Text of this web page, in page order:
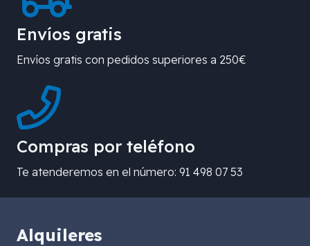
Envíos gratis
Envíos gratis con pedidos superiores a 250€
Compras por teléfono
Te atenderemos en el número: 91 498 07 53
Alquileres